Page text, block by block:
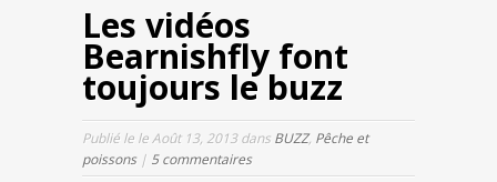
Les vidéos
Bearnishfly font
toujours le buzz
Publié le le Août 13, 2013 dans BUZZ, Pêche et
poissons| 5 commentaires